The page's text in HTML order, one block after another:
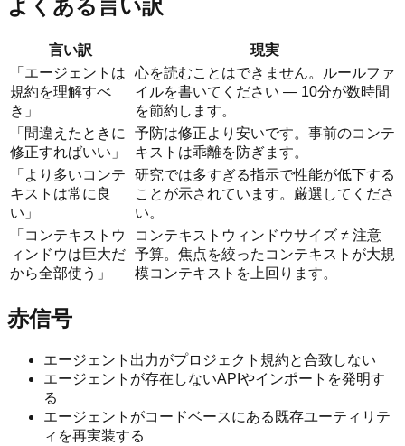
よくある言い訳
言い訳
現実
「エージェントは
規約を理解すべ
き」
心を読むことはできません。ルールファ
イルを書いてください — 10分が数時間
を節約します。
「間違えたときに
修正すればいい」
予防は修正より安いです。事前のコンテ
キストは乖離を防ぎます。
「より多いコンテ
キストは常に良
い」
研究では多すぎる指示で性能が低下する
ことが示されています。厳選してくださ
い。
「コンテキストウ
ィンドウは巨大だ
から全部使う」
コンテキストウィンドウサイズ ≠ 注意
予算。焦点を絞ったコンテキストが大規
模コンテキストを上回ります。
赤信号
エージェント出力がプロジェクト規約と合致しない
エージェントが存在しないAPIやインポートを発明す
る
エージェントがコードベースにある既存ユーティリテ
ィを再実装する